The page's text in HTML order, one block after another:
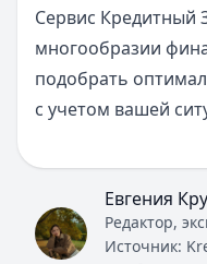
Сервис Кредитный
многообразии
подобрать
с учетом вашей
Евгения
Редактор,
Источник: